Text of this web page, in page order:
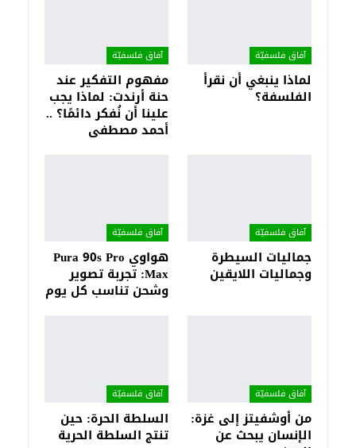
آفاق فلسفيّة‎
لماذا ينبغي أن نقرأ
الفلسفة؟
آفاق فلسفيّة‎
مفهوم التفكير عند
حنة أرندت: لماذا يجب
علينا أن نُفكر دائمًا؟ ..
أحمد مصطفى
آفاق فلسفيّة‎
جماليات السيطرة
وجماليات اللايقين
آفاق فلسفيّة‎
هواوي Pura 90s Pro
Max: تجربة تصوير
وشحن تناسب كل يوم
آفاق فلسفيّة‎
من أوشفيتز إلى غزة:
الإنسان يبحث عن
آفاق فلسفيّة‎
السلطة الحرة: حين
تنتج السلطة الحرية